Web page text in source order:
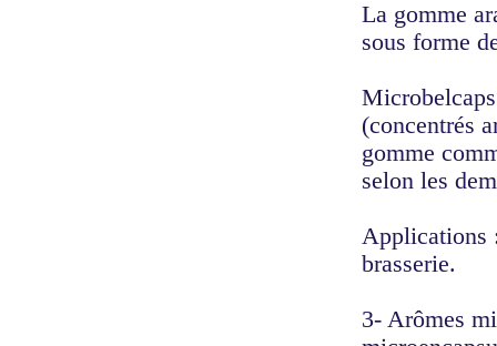
La gomme
sous forme
(concentrés
gomme
selon les
Applications
brasserie.
3- Arômes